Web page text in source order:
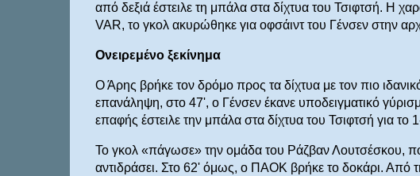
από δεξιά έστειλε τη μπάλα στα δίχτυα του Τσιφτσή. Η
VAR, το γκολ ακυρώθηκε για οφσάιντ του Γένσεν στην
Ονειρεμένο ξεκίνημα
Ο Άρης βρήκε τον δρόμο προς τα δίχτυα με τον πιο
επανάληψη, στο 47', ο Γένσεν έκανε υποδειγματικό
επαφής έστειλε την μπάλα στα δίχτυα του Τσιφτσή για
Το γκολ «πάγωσε» την ομάδα του Ράζβαν Λουτσέσκου,
αντιδράσει. Στο 62' όμως, ο ΠΑΟΚ βρήκε το δοκάρι. Από